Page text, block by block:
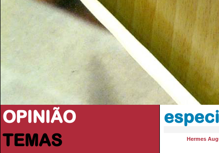
OPINIÃO
TEMAS
Hermes